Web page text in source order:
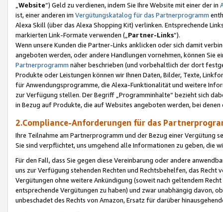
Website“) Geld zu verdienen, indem Sie Ihre Website mit einer der in
ist, einer anderen im Vergütungskatalog für das Partnerprogramm
Alexa Skill (über das Alexa Shopping Kit) verlinken. Entsprechende
markierten Link-Formate verwenden („ Partner-Links“).
Wenn unsere Kunden die Partner-Links anklicken oder sich damit
angeboten werden, oder andere Handlungen vornehmen, können Sie
Partnerprogramm näher beschrieben (und vorbehaltlich der dort
Produkte oder Leistungen können wir Ihnen Daten, Bilder, Texte,
für Anwendungsprogramme, die Alexa-Funktionalität und weitere
zur Verfügung stellen. Der Begriff „Programminhalte“ bezieht sich
in Bezug auf Produkte, die auf Websites angeboten werden, bei
2.Compliance-Anforderungen für das
Ihre Teilnahme am Partnerprogramm und der Bezug einer Vergütung
Sie sind verpflichtet, uns umgehend alle Informationen zu geben, die
Für den Fall, dass Sie gegen diese Vereinbarung oder andere
uns zur Verfügung stehenden Rechten und Rechtsbehelfen, das
Vergütungen ohne weitere Ankündigung (soweit nach geltendem
entsprechende Vergütungen zu haben) und zwar unabhängig davon,
unbeschadet des Rechts von Amazon, Ersatz für darüber